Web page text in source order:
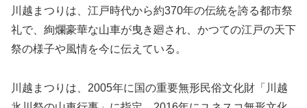
川越まつりは、江戸時代から約370年の伝統を誇る都市祭
礼で、絢爛豪華な山車が曳き廻され、かつての江戸の天下
祭の様子や風情を今に伝えている。
川越まつりは、2005年に国の重要無形民俗文化財「川越